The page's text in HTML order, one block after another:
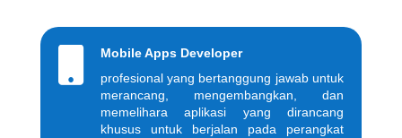
Mobile Apps Developer
profesional yang bertanggung jawab untuk
merancang, mengembangkan, dan
memelihara aplikasi yang dirancang
khusus untuk berjalan pada perangkat